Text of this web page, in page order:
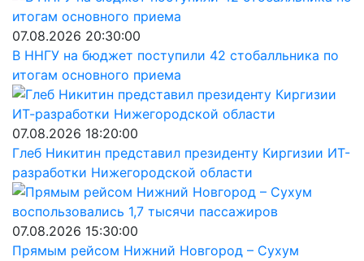
07.08.2026 20:30:00
В ННГУ на бюджет поступили 42 стобалльника по
итогам основного приема
07.08.2026 18:20:00
Глеб Никитин представил президенту Киргизии ИТ-
разработки Нижегородской области
07.08.2026 15:30:00
Прямым рейсом Нижний Новгород – Сухум